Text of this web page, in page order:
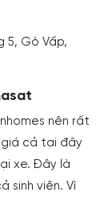
5, Gò Vấp,
nên rất
giá cả tại đây
xe. Đây là
sinh viên. Vì